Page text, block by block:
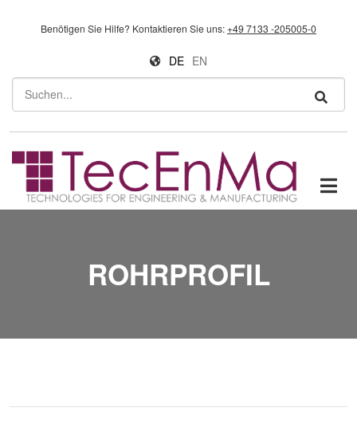
Benötigen Sie Hilfe? Kontaktieren Sie uns:+49 7133 -205005-0
DE EN
Suchen
ROHRPROFIL